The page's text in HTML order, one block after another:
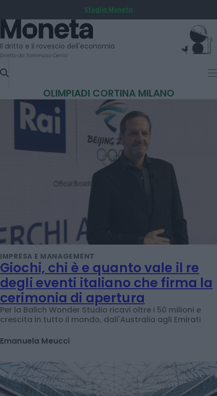
TO
CONTENT
Sfoglia Moneta
Moneta
Il dritto e il rovescio dell'economia
Diretto da Tommaso Cerno
OLIMPIADI CORTINA MILANO
IMPRESA E MANAGEMENT
Giochi, chi è e quanto vale il re
degli eventi italiano che firma la
cerimonia di apertura
crescita in tutto il mondo, dall'Australia agli Emirati
Emanuela Meucci